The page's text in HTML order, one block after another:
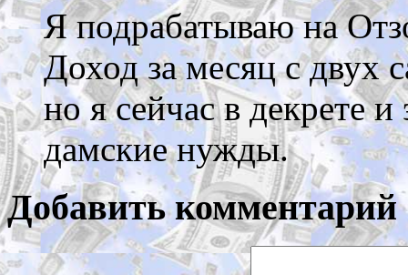
Я подрабатываю на
Доход за месяц с двух
но я сейчас в декрете
дамские нужды.
Добавить комментарий